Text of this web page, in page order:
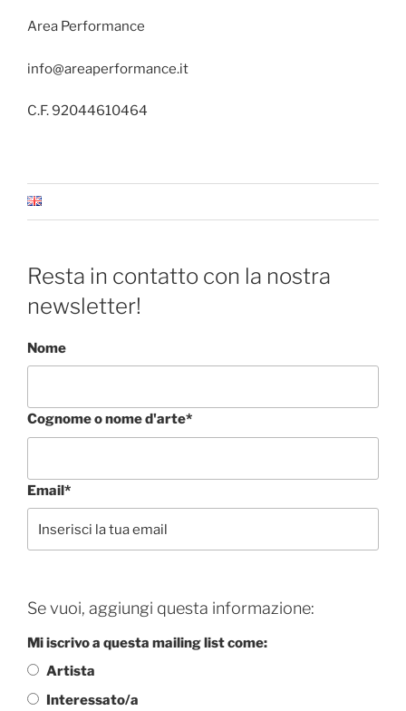
Area Performance
info@areaperformance.it
C.F. 92044610464
Resta in contatto con la nostra
newsletter!
Nome
Cognome o nome d'arte*
Email*
Se vuoi, aggiungi questa informazione:
Mi iscrivo a questa mailing list come:
Artista
Interessato/a